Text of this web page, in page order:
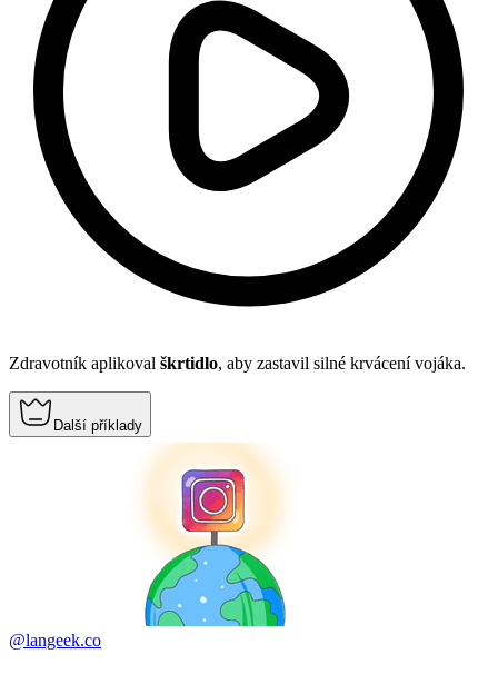
Zdravotník aplikoval škrtidlo, aby zastavil silné krvácení vojáka.
Další příklady
@langeek.co